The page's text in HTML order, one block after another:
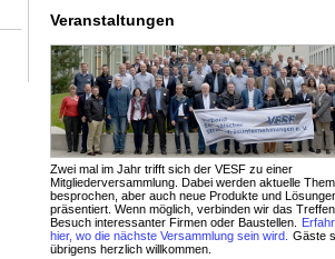
Veranstaltungen
Zwei mal im Jahr trifft sich der VESF zu einer
Mitgliederversammlung. Dabei werden aktuelle
besprochen, aber auch neue Produkte und
präsentiert. Wenn möglich, verbinden wir das
Besuch interessanter Firmen oder Baustellen.
hier, wo die nächste Versammlung sein wird. Gäste
übrigens herzlich willkommen.